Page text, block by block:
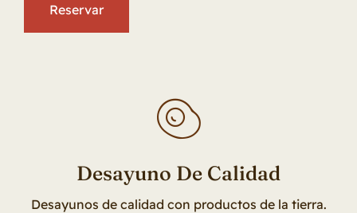
Reservar
Desayuno De Calidad
Desayunos de calidad con productos de la tierra.